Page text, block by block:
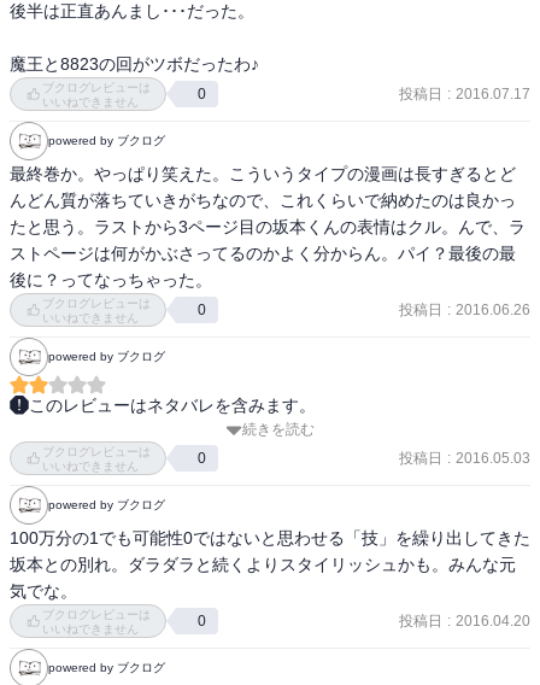
後半は正直あんまし･･･だった。
魔王と8823の回がツボだったわ♪
ブクログレビューは
いいねできません
0 投稿日 : 2016.07.17
powered by ブクログ
最終巻か。やっぱり笑えた。こういうタイプの漫画は長すぎるとど
んどん質が落ちていきがちなので、これくらいで納めたのは良かっ
たと思う。ラストから3ページ目の坂本くんの表情はクル。んで、ラ
ストページは何がかぶさってるのかよく分からん。パイ？最後の最
後に？ってなっちゃった。
ブクログレビューは
いいねできません
0 投稿日 : 2016.06.26
powered by ブクログ
このレビューはネタバレを含みます。
読者アンケートのハガキの質問に
坂本君のファーストネームは何だと思いますか？
ってあるんだけど、どんな名前が多かったんだろう？
最後にクラスでパイ投げしてパイに当たらなかったのに、自分でだ
ろうけど校門を出る時にパイを顔に浴びてた意味あったのかな？
最終回迎えたけど、続いてもそれもアリっぽい。
続きを読む
ブクログレビューは
いいねできません
0 投稿日 : 2016.05.03
powered by ブクログ
100万分の1でも可能性0ではないと思わせる「技」を繰り出してきた
坂本との別れ。ダラダラと続くよりスタイリッシュかも。みんな元
気でな。
ブクログレビューは
いいねできません
0 投稿日 : 2016.04.20
powered by ブクログ